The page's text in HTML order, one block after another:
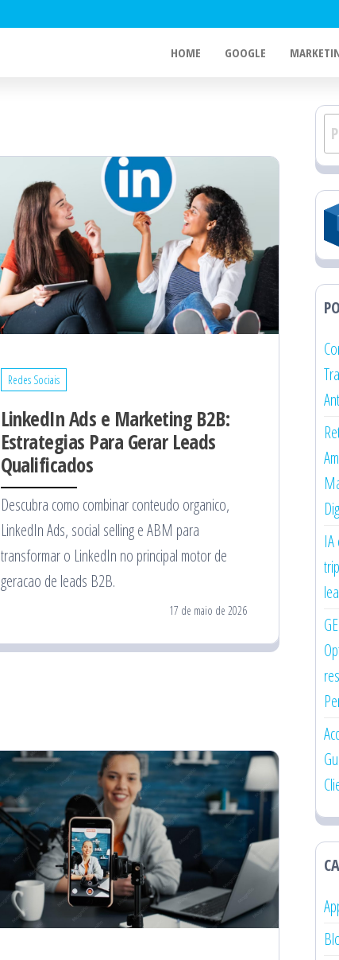
HOME GOOGLE
Redes Sociais
LinkedIn Ads e Marketing B2B:
Estrategias Para Gerar Leads
Qualificados
Descubra como combinar conteudo organico,
LinkedIn Ads, social selling e ABM para
transformar o LinkedIn no principal motor de
geracao de leads B2B.
17 de maio de 2026